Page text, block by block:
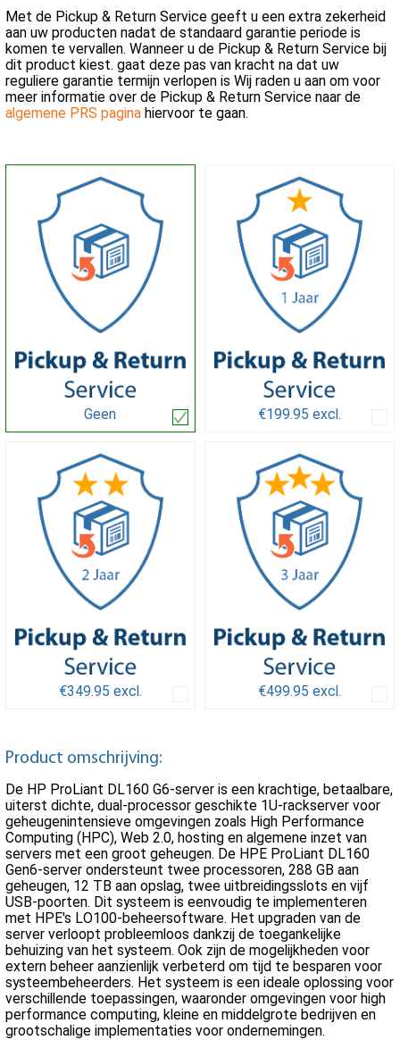
Met de Pickup & Return Service geeft u een extra zekerheid
aan uw producten nadat de standaard garantie periode is
komen te vervallen. Wanneer u de Pickup & Return Service bij
dit product kiest. gaat deze pas van kracht na dat uw
reguliere garantie termijn verlopen is Wij raden u aan om voor
meer informatie over de Pickup & Return Service naar de
algemene PRS pagina hiervoor te gaan.
Geen €199.95 excl.
€349.95 excl. €499.95 excl.
Product omschrijving:
De HP ProLiant DL160 G6-server is een krachtige, betaalbare,
uiterst dichte, dual-processor geschikte 1U-rackserver voor
geheugenintensieve omgevingen zoals High Performance
Computing (HPC), Web 2.0, hosting en algemene inzet van
servers met een groot geheugen. De HPE ProLiant DL160
Gen6-server ondersteunt twee processoren, 288 GB aan
geheugen, 12 TB aan opslag, twee uitbreidingsslots en vijf
USB-poorten. Dit systeem is eenvoudig te implementeren
met HPE's LO100-beheersoftware. Het upgraden van de
server verloopt probleemloos dankzij de toegankelijke
behuizing van het systeem. Ook zijn de mogelijkheden voor
extern beheer aanzienlijk verbeterd om tijd te besparen voor
systeembeheerders. Het systeem is een ideale oplossing voor
verschillende toepassingen, waaronder omgevingen voor high
performance computing, kleine en middelgrote bedrijven en
grootschalige implementaties voor ondernemingen.